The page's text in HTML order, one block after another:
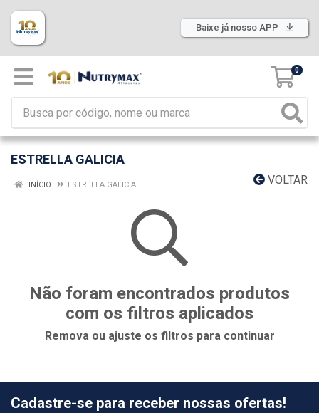
Baixe já nosso APP
0
ESTRELLA GALICIA
VOLTAR
INÍCIO ESTRELLA GALICIA
Não foram encontrados produtos
com os filtros aplicados
Remova ou ajuste os filtros para continuar
Cadastre-se para receber nossas ofertas!